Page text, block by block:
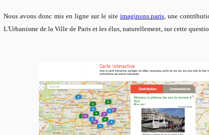
Nous avons donc mis en ligne sur le site imaginons.paris , une
L'Urbanisme de la Ville de Paris et les élus, naturellement, sur cette